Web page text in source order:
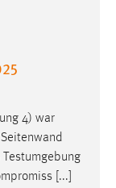
4) war
[...]